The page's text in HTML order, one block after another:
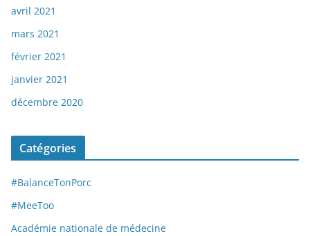
avril 2021
mars 2021
février 2021
janvier 2021
décembre 2020
Catégories
#BalanceTonPorc
#MeeToo
Académie nationale de médecine